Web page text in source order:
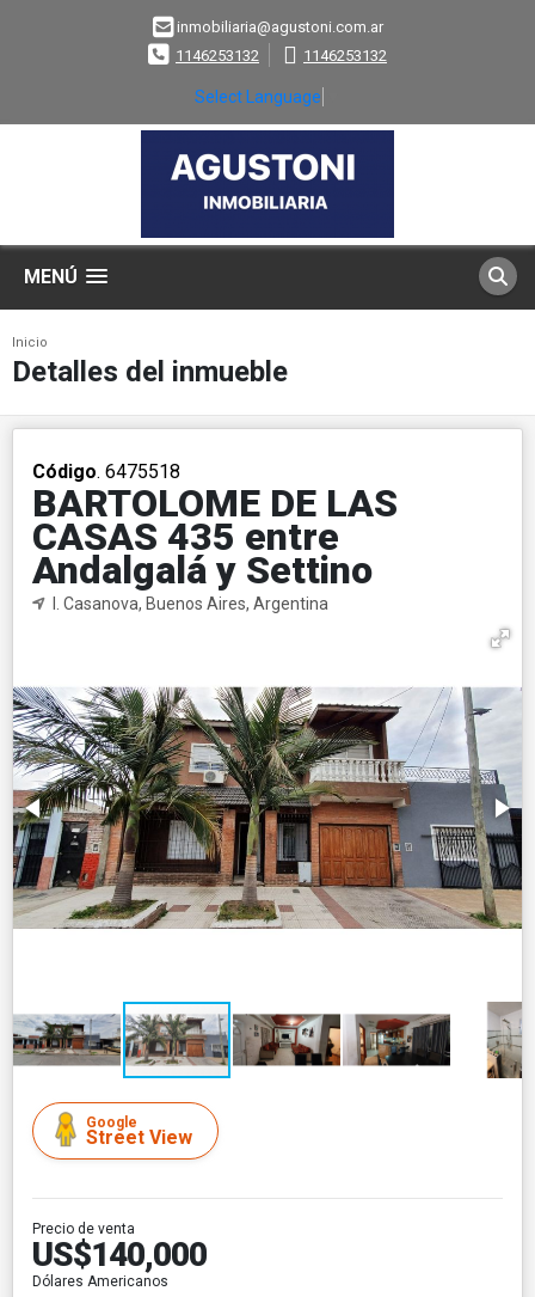
inmobiliaria@agustoni.com.ar
1146253132
1146253132
Select Language
MENÚ
Inicio
Detalles del inmueble
Código. 6475518
BARTOLOME DE LAS
CASAS 435 entre
Andalgalá y Settino
I. Casanova, Buenos Aires, Argentina
Google
Street View
Precio de venta
US$140,000
Dólares Americanos